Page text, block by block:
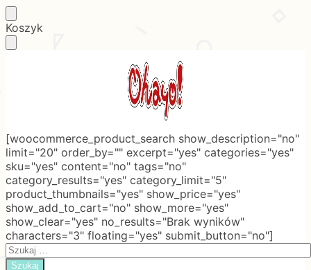
Skip
to
Skip
to
Koszyk
[woocommerce_product_search show_description="no"
limit="20" order_by="" excerpt="yes" categories="yes"
sku="yes" content="no" tags="no"
category_results="yes" category_limit="5"
product_thumbnails="yes" show_price="yes"
show_add_to_cart="no" show_more="yes"
show_clear="yes" no_results="Brak wyników"
characters="3" floating="yes" submit_button="no"]
Search
for: